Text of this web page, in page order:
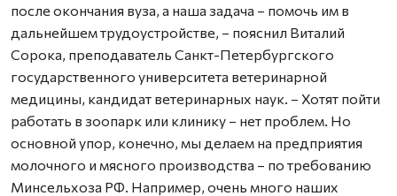
после окончания вуза, а наша задача – помочь им в
дальнейшем трудоустройстве, – пояснил Виталий
Сорока, преподаватель Санкт-Петербургского
государственного университета ветеринарной
медицины, кандидат ветеринарных наук. – Хотят пойти
работать в зоопарк или клинику – нет проблем. Но
основной упор, конечно, мы делаем на предприятия
молочного и мясного производства – по требованию
Минсельхоза РФ. Например, очень много наших